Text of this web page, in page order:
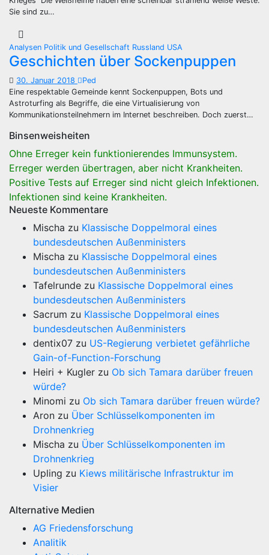
Sie sind zu…
Analysen Politik und Gesellschaft Russland USA
Geschichten über Sockenpuppen
30. Januar 2018
Ped
Eine respektable Gemeinde kennt Sockenpuppen, Bots und
Astroturfing als Begriffe, die eine Virtualisierung von
Kommunikationsteilnehmern im Internet beschreiben. Doch zuerst…
Binsenweisheiten
Ohne Erreger kein funktionierendes Immunsystem.
Erreger werden übertragen, aber nicht Krankheiten.
Positive Tests auf Erreger sind nicht gleich Infektionen.
Infektionen sind keine Krankheiten.
Neueste Kommentare
Mischa zu Klassische Doppelmoral eines
bundesdeutschen Außenministers
Mischa zu Klassische Doppelmoral eines
bundesdeutschen Außenministers
Tafelrunde zu Klassische Doppelmoral eines
bundesdeutschen Außenministers
Sacrum zu Klassische Doppelmoral eines
bundesdeutschen Außenministers
dentix07 zu US-Regierung verbietet gefährliche
Gain-of-Function-Forschung
Heiri + Kugler zu Ob sich Tamara darüber freuen
würde?
Minomi zu Ob sich Tamara darüber freuen würde?
Aron zu Über Schlüsselkomponenten im
Drohnenkrieg
Mischa zu Über Schlüsselkomponenten im
Drohnenkrieg
Upling zu Kiews militärische Infrastruktur im
Visier
Alternative Medien
AG Friedensforschung
Analitik